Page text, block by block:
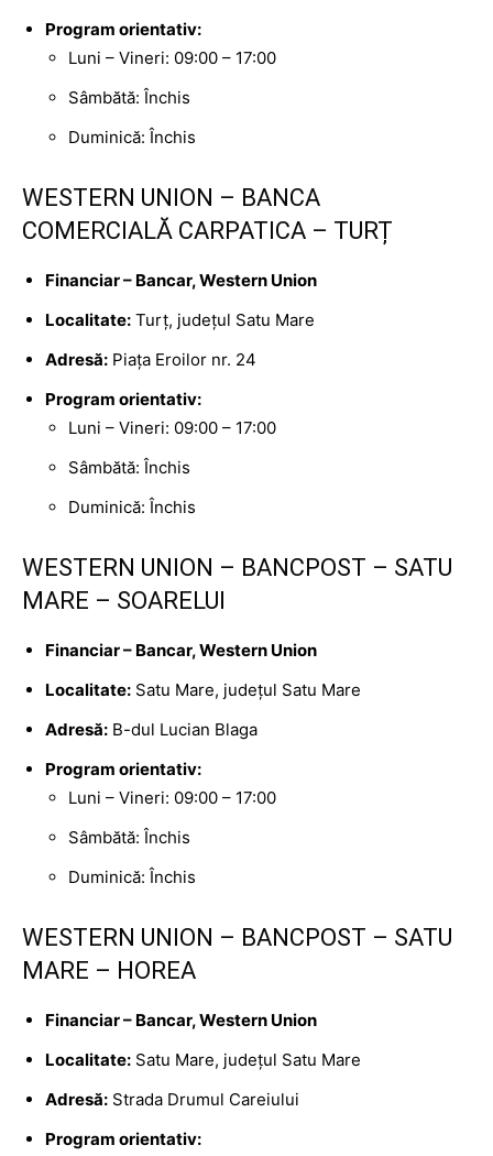
Program orientativ:
Luni – Vineri: 09:00 – 17:00
Sâmbătă: Închis
Duminică: Închis
WESTERN UNION – BANCA
COMERCIALĂ CARPATICA – TURȚ
Financiar – Bancar, Western Union
Localitate: Turț, județul Satu Mare
Adresă: Piața Eroilor nr. 24
Program orientativ:
Luni – Vineri: 09:00 – 17:00
Sâmbătă: Închis
Duminică: Închis
WESTERN UNION – BANCPOST – SATU
MARE – SOARELUI
Financiar – Bancar, Western Union
Localitate: Satu Mare, județul Satu Mare
Adresă: B-dul Lucian Blaga
Program orientativ:
Luni – Vineri: 09:00 – 17:00
Sâmbătă: Închis
Duminică: Închis
WESTERN UNION – BANCPOST – SATU
MARE – HOREA
Financiar – Bancar, Western Union
Localitate: Satu Mare, județul Satu Mare
Adresă: Strada Drumul Careiului
Program orientativ: